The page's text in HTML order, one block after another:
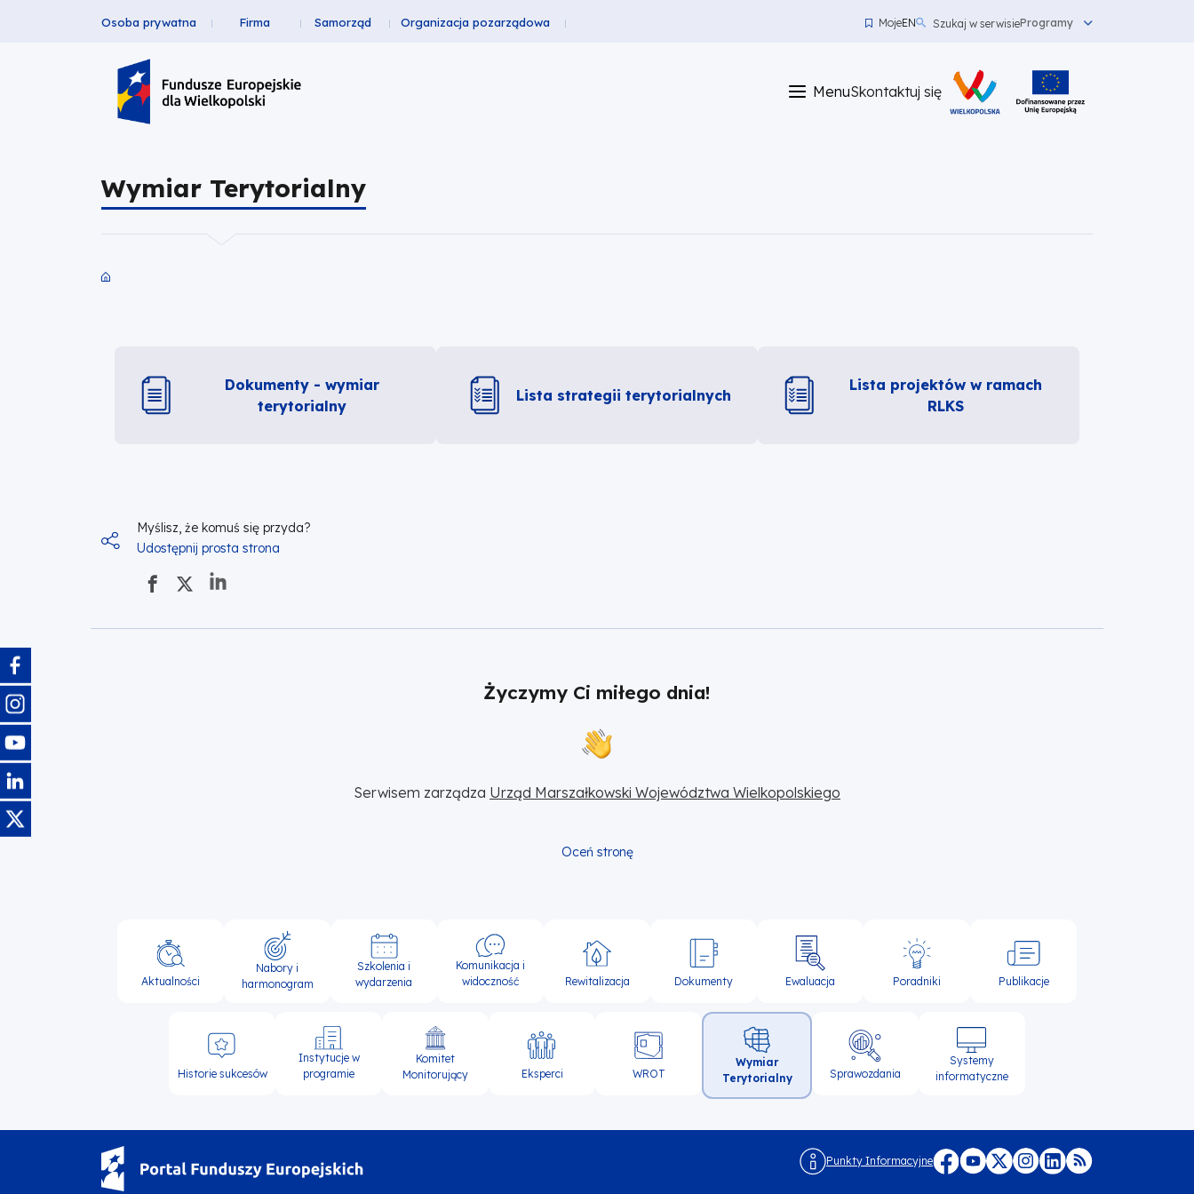
Terytorialny
Europejskie
Header
Top
Osoba prywatna Firma Samorząd Organizacja pozarządowa MojeEN
top
left
Szukaj w serwisieProgramy
Menu
Skontaktuj
Skontaktuj się
Wymiar Terytorialny
Dokumenty - wymiar
terytorialny
Lista strategii terytorialnych
Lista projektów w ramach
RLKS
Myślisz, że komuś się przyda?
Udostępnij prosta strona
Życzymy Ci miłego dnia!
Serwisem zarządza Urząd Marszałkowski Województwa Wielkopolskiego
Oceń stronę
Główna
nawigacja
Aktualności
Nabory i
harmonogram
Szkolenia i
wydarzenia
Komunikacja i
widoczność
Rewitalizacja Dokumenty Ewaluacja Poradniki Publikacje
Historie sukcesów
Instytucje w
programie
Komitet
Monitorujący
Eksperci WROT
Wymiar
Terytorialny
Sprawozdania
Systemy
informatyczne
Punkty Informacyjne
Menu
Obraz
Obraz
Obraz
Obraz
Obraz